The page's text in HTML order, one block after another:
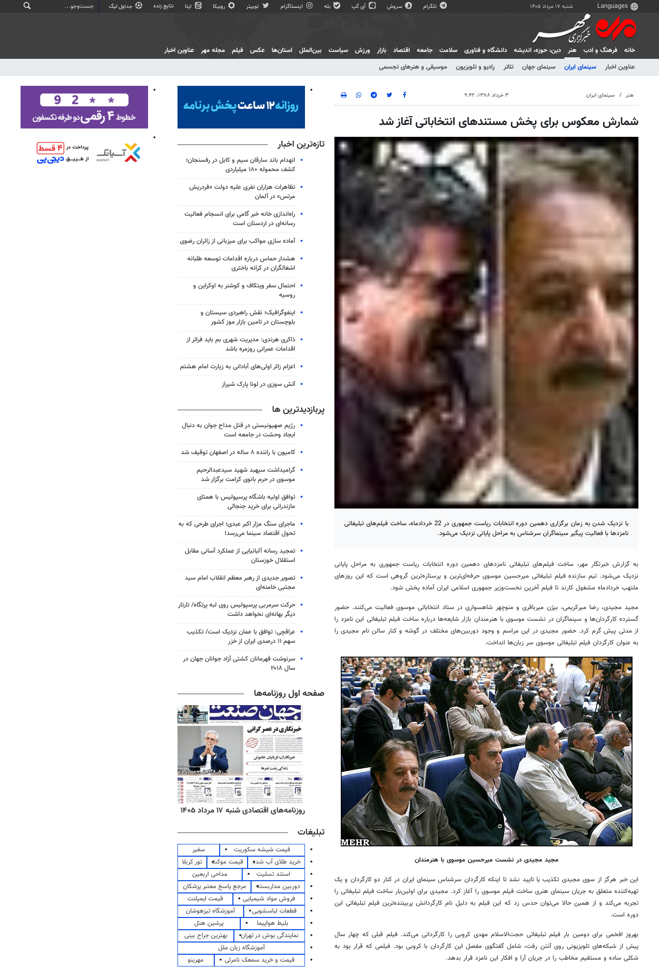
شنبه ۱۷ مرداد ۱۴۰۵ تلگرام سروش آی گپ بله اینستاگرام توییتر روبیکا ایتا نتایج زنده جداول لیگ
خانه فرهنگ و ادب
هنر
عناوین اخبار
سینمای ایران سینمای جهان تئاتر رادیو و تلویزیون موسیقی و هنرهای تجسمی
دين، حوزه، انديشه دانشگاه و فناوری سلامت جامعه اقتصاد بازار ورزش سیاست بین‌الملل استان‌ها عکس فیلم مجله مهر عناوین اخبار
هنر سینمای ایران ۳ خرداد ۱۳۸۸، ۹:۴۲
شمارش معکوس برای پخش مستندهای انتخاباتی آغاز شد
با نزدیک شدن به زمان برگزاری دهمین دوره انتخابات ریاست جمهوری در 22 خردادماه، ساخت فیلم‌های تبلیغاتی
نامزدها با فعالیت پیگیر سینماگران سرشناس به مراحل پایانی نزدیک می‌شود.
به گزارش خبرنگار مهر، ساخت فیلم‌های تبلیغاتی نامزدهای دهمین دوره انتخابات ریاست جمهوری به مراحل پایانی
نزدیک می‌شود. تیم سازنده فیلم تبلیغاتی میرحسین موسوی حرفه‌ای‌ترین و پرستاره‌ترین گروهی است که این روزهای
ملتهب خردادماه مشغول کارند تا فیلم آخرین نخست‌وزیر جمهوری اسلامی ایران آماده پخش شود.
مجید مجیدی، رضا میرکریمی، بیژن میرباقری و منوچهر شاهسواری در ستاد انتخاباتی موسوی فعالیت می‌کنند. حضور
گسترده کارگردان‌ها و سینماگران در نشست‌ موسوی با هنرمندان بازار شایعه‌ها درباره ساخت فیلم تبلیغاتی این نامزد را
از مدتی پیش گرم کرد. حضور مجیدی در این مراسم و وجود دوربین‌های مختلف در گوشه و کنار سالن نام مجیدی را
به عنوان کارگردان فیلم تبلیغاتی موسوی سر زبان‌ها انداخت.
مجید مجیدی در نشست میرحسین موسوی با هنرمندان
این خبر هرگز از سوی مجیدی تکذیب یا تایید نشد تا اینکه کارگردان سرشناس سینمای ایران در کنار دو کارگردان و یک
تهیه‌کننده متعلق به جریان سینمای هنری ساخت فیلم موسوی را آغاز کرد. مجیدی برای اولین‌بار ساخت فیلم تبلیغاتی را
تجربه می‌کند و از همین حالا می‌توان حدس زد که این فیلم به دلیل نام کارگردانش پربیننده‌ترین فیلم تبلیغاتی این
دوره است.
بهروز افخمی برای دومین بار فیلم تبلیغاتی حجت‌الاسلام مهدی کروبی را کارگردانی می‌کند. فیلم قبلی که چهار سال
پیش از شبکه‌های تلویزیونی روی آنتن رفت، شامل گفتگوی مفصل این کارگردان با کروبی بود. فیلمی که قرار بود به
شکلی ساده و مستقیم مخاطب را در جریان آرا و افکار این نامزد قرار بدهد.
تازه‌ترین اخبار
انهدام باند سارقان سیم و کابل در رفسنجان؛
کشف محموله ۱۸۰ میلیاردی
تظاهرات هزاران نفری علیه دولت «فردریش
مرتس» در آلمان
راه‌اندازی خانه خبر گامی برای انسجام فعالیت
رسانه‌ای در اردستان است
آماده سازی مواکب برای میزبانی از زائران رضوی
هشدار حماس درباره اقدامات توسعه طلبانه
اشغالگران در کرانه باختری
احتمال سفر ویتکاف و کوشنر به اوکراین و
روسیه
اینفوگرافیک؛ نقش راهبردی سیستان و
بلوچستان در تامین بازار موز کشور
ذاکری هرندی: مدیریت شهری بم باید فراتر از
اقدامات عمرانی روزمره باشد
اعزام زائر اولی‌های آبادانی به زیارت امام هشتم
آتش سوزی در لونا پارک شیراز
پربازدیدترین ها
رژیم صهیونیستی در قتل مداح جوان به دنبال
ایجاد وحشت در جامعه است
کامیون با راننده ۸ ساله در اصفهان توقیف شد
گرامیداشت سپهبد شهید سیدعبدالرحیم
موسوی در حرم بانوی کرامت برگزار شد
توافق اولیه باشگاه پرسپولیس با همتای
مازندرانی برای خرید جنجالی
ماجرای سنگ مزار اکبر عبدی؛ اجرای طرحی که به
تحول اقتصاد سینما می‌رسد!
تمجید رسانه آلبانیایی از عملکرد آسانی مقابل
استقلال خوزستان
تصویر جدیدی از رهبر معظم انقلاب امام سید
مجتبی خامنه‌ای
حرکت سرمربی پرسپولیس روی لبه پرتگاه/ تارتار
دیگر بهانه‌ای نخواهد داشت
عراقچی: توافق با عمان نزدیک است/ تکذیب
سهم ۱۱ درصدی ایران از خزر
سرنوشت قهرمانان کشتی آزاد جوانان جهان در
سال ۲۰۱۸
صفحه اول روزنامه‌ها
روزنامه‌های ورزشی شنبه ۱۷ مرداد ۱۴۰۵ روزنامه‌های صبح شنبه ۱۷ مرداد ۱۴۰۵ روزنامه‌های اقتصادی شنبه ۱۷ مرداد ۱۴۰۵
تبلیغات
قیمت شیشه سکوریت
سفیر
خرید طلای آب شده
قیمت موکت
تور کربلا
استند تسلیت
مداحی اربعین
دوربین مداربسته
مرجع پاسخ معتبر پزشکان
فروش مواد شیمیایی
قیمت ایمپلنت
قطعات لباسشویی
آموزشگاه تیزهوشان
بلیط هواپیما
پرشین هتل
نمایندگی بوش در تهران
بهترین جراح بینی
آموزشگاه زبان ملل
قیمت و خرید سمعک نامرئی
مهرینو